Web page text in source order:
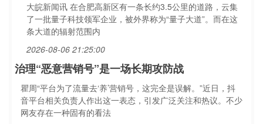
大皖新闻讯 在合肥高新区有一条长约3.5公里的道路，云集
了一批量子科技领军企业，被外界称为“量子大道”。而在这
条大道的辐射范围内
2026-08-06 21:25:00
治理“恶意营销号”是一场长期攻防战
瞿周“平台为了流量去‘养’营销号，这完全是误解。”近日，抖
音平台相关负责人作出这一表态，引发广泛关注和热议。不少
网友存在一种固有的看法